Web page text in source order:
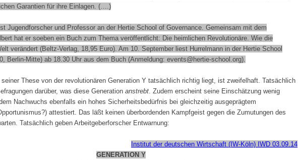
Garantien für ihre Einlagen. (….)
Jugendforscher und Professor an der Hertie School of Governance. Gemeinsam mit dem
hat er soeben ein Buch zum Thema veröffentlicht: Die heimlichen Revolutionäre. Wie die
verändert (Beltz-Verlag, 18,95 Euro). Am 10. September liest Hurrelmann in der Hertie School
Berlin-Mitte) ab 18.30 Uhr aus dem Buch (Anmeldung: events@hertie-school.org).
These von der revolutionären Generation Y tatsächlich richtig liegt, ist zweifelhaft. Tatsächlich
darüber, was diese Generation anstrebt . Zudem erscheint seine Einschätzung wenig
Nachwuchs ebenfalls ein hohes Sicherheitsbedürfnis bei gleichzeitig ausgeprägtem
attestiert. Das läßt keinen überbordenden Kampfgeist gegen die Zumutungen des
Tatsächlich geben Arbeitgeberforscher Entwarnung:
Institut der deutschen Wirtschaft (IW-Köln) IWD 03.09.14
GENERATION Y